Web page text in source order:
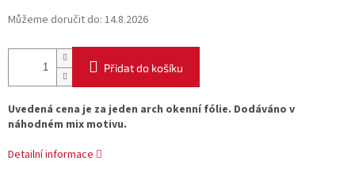
Můžeme doručit do: 14.8.2026
Přidat do košíku
Uvedená cena je za jeden arch okenní fólie. Dodáváno v
náhodném mix motivu.
Detailní informace